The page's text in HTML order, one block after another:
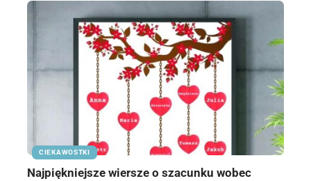
CIEKAWOSTKI
Najpiękniejsze wiersze o szacunku wobec